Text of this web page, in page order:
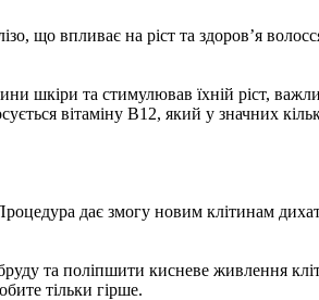
що впливає на ріст та здоров’я
шкіри та стимулював їхній ріст,
вітаміну B12, який у значних
дає змогу новим клітинам
та поліпшити кисневе живлення
тільки гірше.